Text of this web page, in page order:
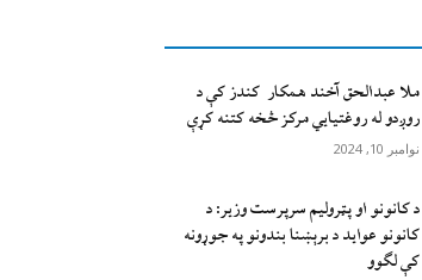
ملا عبدالحق آخند همکار کندز کې د
روږدو له روغتیایي مرکز څخه کتنه کړې
نوامبر 10, 2024
د کانونو او پټرولیم سرپرست وزیر: د
کانونو عواید د برېښنا بندونو په جوړونه
کې لګوو